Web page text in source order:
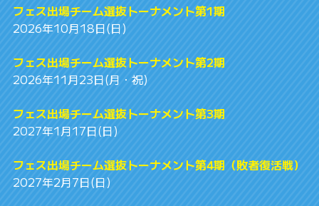
フェス出場チーム選抜トーナメント第1期
2026年10月18日(日)
フェス出場チーム選抜トーナメント第2期
2026年11月23日(月・祝)
フェス出場チーム選抜トーナメント第3期
2027年1月17日(日)
フェス出場チーム選抜トーナメント第4期（敗者復活戦）
2027年2月7日(日)